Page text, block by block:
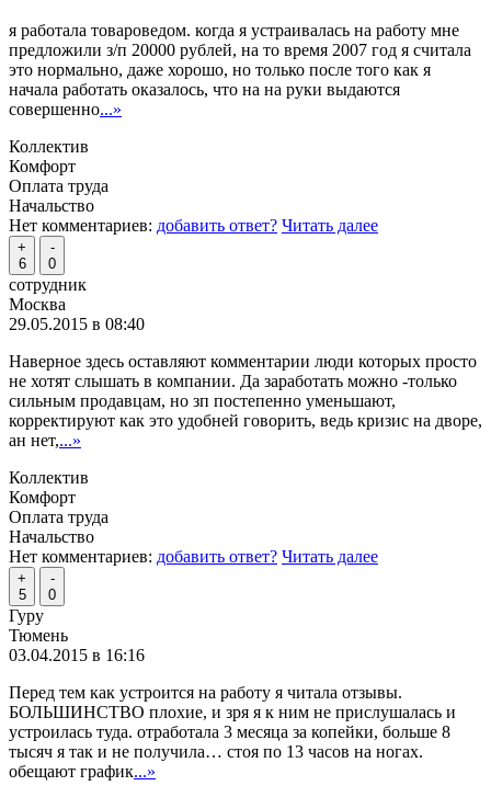
я работала товароведом. когда я устраивалась на работу мне
предложили з/п 20000 рублей, на то время 2007 год я считала
это нормально, даже хорошо, но только после того как я
начала работать оказалось, что на на руки выдаются
совершенно...»
Коллектив
Комфорт
Оплата труда
Начальство
Нет комментариев: добавить ответ? Читать далее
+
6
-
0
сотрудник
Москва
29.05.2015 в 08:40
Наверное здесь оставляют комментарии люди которых просто
не хотят слышать в компании. Да заработать можно -только
сильным продавцам, но зп постепенно уменьшают,
корректируют как это удобней говорить, ведь кризис на дворе,
ан нет,...»
Коллектив
Комфорт
Оплата труда
Начальство
Нет комментариев: добавить ответ? Читать далее
+
5
-
0
Гуру
Тюмень
03.04.2015 в 16:16
Перед тем как устроится на работу я читала отзывы.
БОЛЬШИНСТВО плохие, и зря я к ним не прислушалась и
устроилась туда. отработала 3 месяца за копейки, больше 8
тысяч я так и не получила… стоя по 13 часов на ногах.
обещают график...»